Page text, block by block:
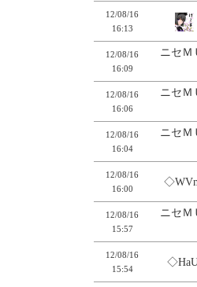
12/08/16
16:13
12/08/16
16:09
ニセＭ
12/08/16
16:06
ニセＭ
12/08/16
16:04
ニセＭ
12/08/16
16:00
12/08/16
15:57
ニセＭ
12/08/16
15:54